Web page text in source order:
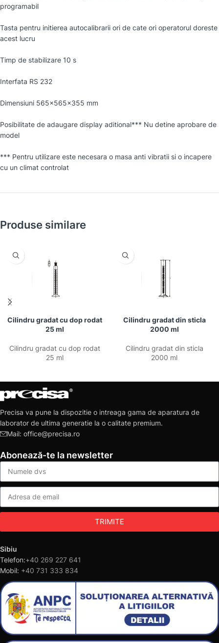
programabil
Tasta pentru initierea autocalibrarii ori de cate ori operatorul doreste
acest lucru
Timp de stabilizare 10 s
Interfata RS 232
Dimensiuni 565×565×355 mm
Posibilitate de adaugare display aditional*** Nu detine aprobare de
model
*** Pentru utilizare este necesara o masa anti vibratii si o incapere
cu un climat controlat
Produse similare
Cilindru gradat cu dop rodat
25 ml
Cilindru gradat cu dop rodat
25 ml
Cilindru gradat din sticla
2000 ml
Cilindru gradat din sticla
2000 ml
Precisa va pune la dispozitie o intreaga gama de aparatura de
laborator de ultima generatie la o calitate premium.
Mail: office@precisa.ro
Abonează-te la newsletter
TRIMITE
Sibiu
Telefon:+40 269 227 641
Mobil: +40 731 333 834